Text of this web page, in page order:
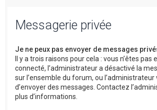
Messagerie privée
Je ne peux pas envoyer de messages
Il y a trois raisons pour cela : vous n’êtes
connecté, l’administrateur a désactivé la
sur l’ensemble du forum, ou l’administrateur
d’envoyer des messages. Contactez
plus d’informations.